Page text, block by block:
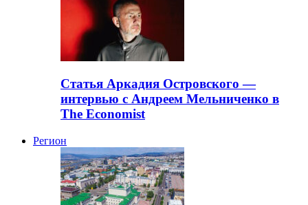
Статья Аркадия Островского —
интервью с Андреем Мельниченко в
The Economist
Регион